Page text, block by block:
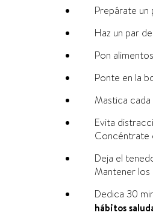
Prepárate
Haz un par
Pon
Ponte en la
Mastica
Evita
Concéntrate
Deja el
Mantener los
Dedica 30
hábitos